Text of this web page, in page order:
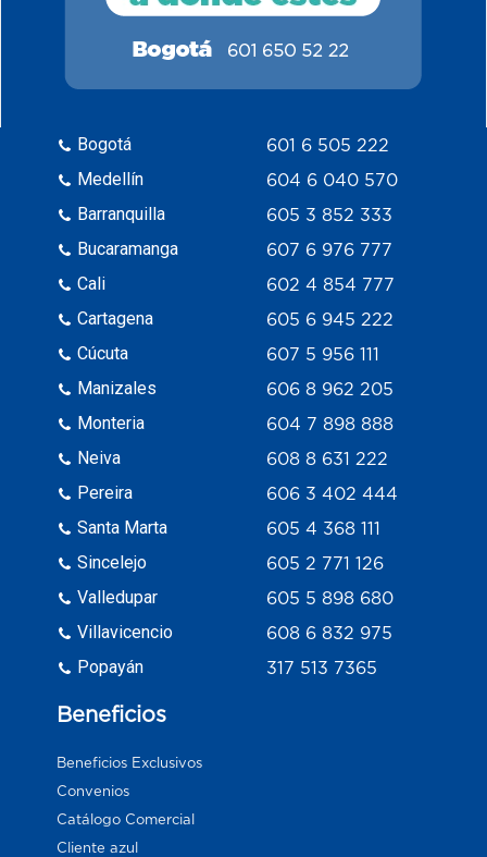
Bogotá
Medellín
Barranquilla
Bucaramanga
Cali
Cartagena
Cúcuta
Manizales
Monteria
Neiva
Pereira
Santa Marta
Sincelejo
Valledupar
Villavicencio
Popayán
601 6 505 222
604 6 040 570
605 3 852 333
607 6 976 777
602 4 854 777
605 6 945 222
607 5 956 111
606 8 962 205
604 7 898 888
608 8 631 222
606 3 402 444
605 4 368 111
605 2 771 126
605 5 898 680
608 6 832 975
317 513 7365
Beneficios
Beneficios Exclusivos
Convenios
Catálogo Comercial
Cliente azul